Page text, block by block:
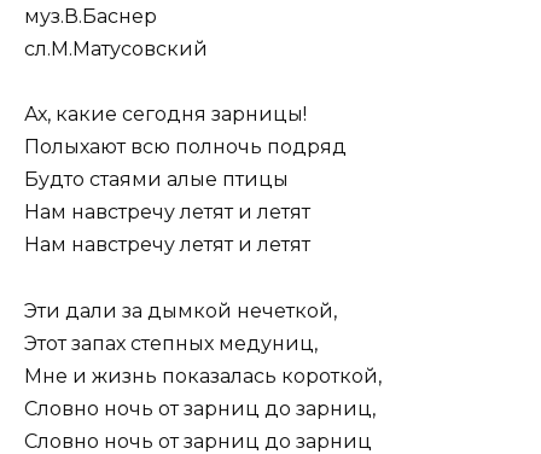
муз.В.Баснер
сл.М.Матусовский
Ах, какие сегодня зарницы!
Полыхают всю полночь подряд
Будто стаями алые птицы
Нам навстречу летят и летят
Нам навстречу летят и летят
Эти дали за дымкой нечеткой,
Этот запах степных медуниц,
Мне и жизнь показалась короткой,
Словно ночь от зарниц до зарниц,
Словно ночь от зарниц до зарниц